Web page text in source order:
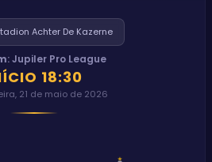
Achter De Kazerne
:Jupiler Pro League
18:30
21 de maio de 2026